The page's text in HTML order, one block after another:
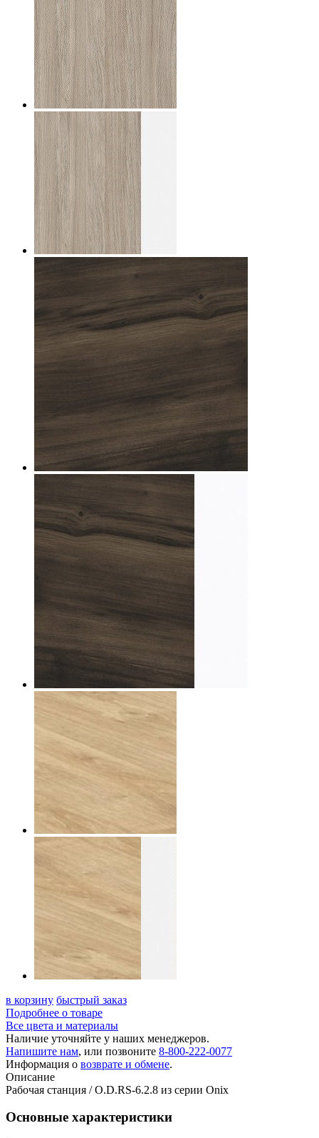
в корзину быстрый заказ
Подробнее о товаре
Все цвета и материалы
Наличие уточняйте у наших менеджеров.
Напишите нам, или позвоните 8-800-222-0077
Информация о возврате и обмене.
Описание
Рабочая станция / O.D.RS-6.2.8 из серии Onix
Основные характеристики